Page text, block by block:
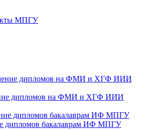
МПГУ
дипломов на ФМИ и ХГФ ИИИ
дипломов бакалаврам ИФ МПГУ